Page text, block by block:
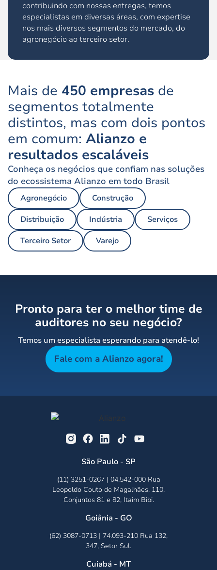
contribuindo com nossas entregas, temos
especialistas em diversas áreas, com expertise
nos mais diversos segmentos do mercado, do
agronegócio ao terceiro setor.
Mais de 450 empresas de
segmentos totalmente
distintos, mas com dois pontos
em comum: Alianzo e
resultados escaláveis
Conheça os negócios que confiam nas soluções
do ecossistema Alianzo em todo Brasil
Agronegócio
Construção
Distribuição
Indústria
Serviços
Terceiro Setor
Varejo
Pronto para ter o melhor time de
auditores no seu negócio?
Temos um especialista esperando para atendê-lo!
Fale com a Alianzo agora!
São Paulo - SP
(11) 3251-0267 | 04.542-000 Rua
Leopoldo Couto de Magalhães, 110,
Conjuntos 81 e 82, Itaim Bibi.
Goiânia - GO
(62) 3087-0713 | 74.093-210 Rua 132,
347, Setor Sul.
Cuiabá - MT